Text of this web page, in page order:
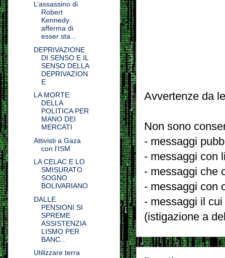
Avvertenze da
Non sono
- messaggi
- messaggi con
- messaggi che
- messaggi con
- messaggi il
(istigazione a
L’assassino di
Robert
Kennedy
afferma di
esser sta...
DEPRIVAZIONE
DI SENSO E IL
SENSO DELLA
DEPRIVAZION
E
LA MORTE
DELLA
POLITICA PER
MANO DEI
MERCATI
Attivisti a Gaza
con l'ISM
LA CELAC E LO
SMISURATO
SOGNO
BOLIVARIANO
DALLE
PENSIONI SI
SPREME
ASSISTENZIA
LISMO PER
BANC...
Utilizzare terra